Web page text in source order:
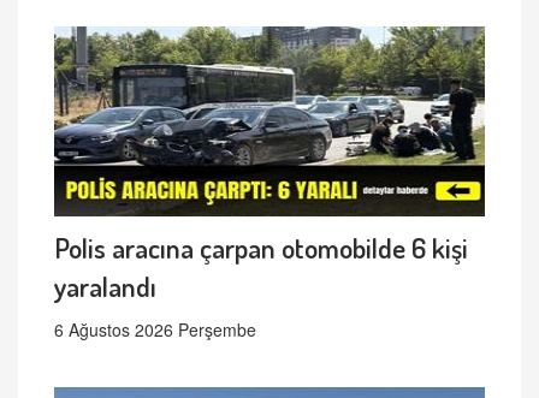
Polis aracına çarpan otomobilde 6 kişi
yaralandı
6 Ağustos 2026 Perşembe